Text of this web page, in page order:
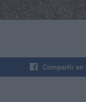
Compartir en